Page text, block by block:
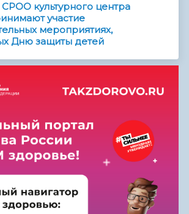
культурного центра
участие
мероприятиях,
Дню защиты детей